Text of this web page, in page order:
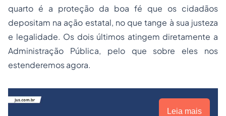
quarto é a proteção da boa fé que os cidadãos
depositam na ação estatal, no que tange à sua justeza
e legalidade. Os dois últimos atingem diretamente a
Administração Pública, pelo que sobre eles nos
estenderemos agora.
Leia mais